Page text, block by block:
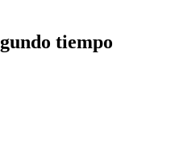
tiempo